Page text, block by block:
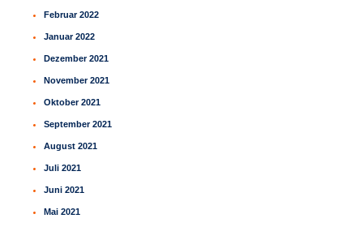
Februar 2022
Januar 2022
Dezember 2021
November 2021
Oktober 2021
September 2021
August 2021
Juli 2021
Juni 2021
Mai 2021